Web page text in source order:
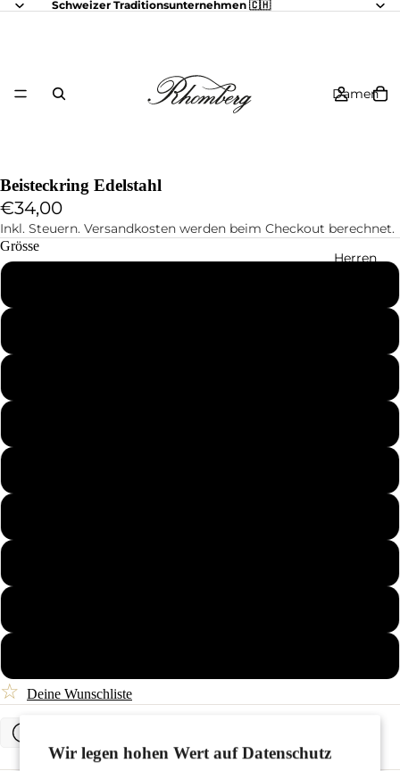
Wir legen hohen Wert auf Datenschutz
Schweizer Traditionsunternehmen 🇨🇭
Damen
Herren
Beisteckring Edelstahl
€34,00
Inkl. Steuern. Versandkosten werden beim Checkout berechnet.
Grösse
☆ Deine Wunschliste